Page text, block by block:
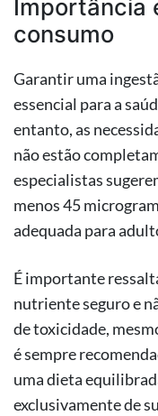
Importância
consumo
Garantir uma
essencial para a
entanto, as
não estão
especialistas
menos 45
adequada para
É importante
nutriente seguro e
de toxicidade,
é sempre
uma dieta
exclusivamente de